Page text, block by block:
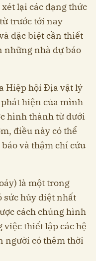
lại các dạng thức
trước tới nay
đặc biệt cần thiết
những nhà dự báo
Hiệp hội Địa vật lý
hiện của mình
hình thành từ dưới
điều này có thể
và thậm chí cứu
là một trong
sức hủy diệt nhất
cách chúng hình
thiết lập các hệ
người có thêm thời